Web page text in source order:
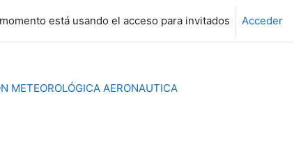
está usando el acceso para invitados Acceder
METEOROLÓGICA AERONAUTICA